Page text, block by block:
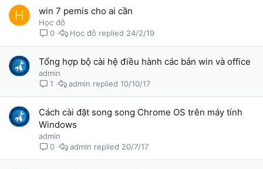
H win 7 pemis cho ai cần
Học đỗ
0
24/2/19
Học đỗ
Tổng hợp bộ cài hệ điều hành các bản win và office
admin
1
10/10/17
admin
Cách cài đặt song song Chrome OS trên máy tính
Windows
admin
0
20/7/17
admin